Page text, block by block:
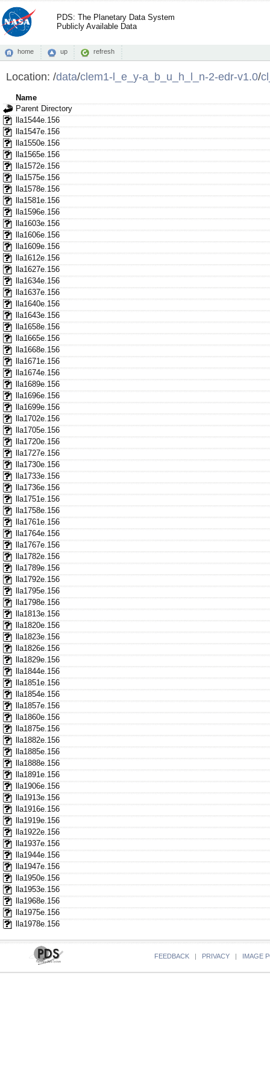
PDS: The Planetary Data System
Publicly Available Data
home up refresh
Location: /data/clem1-l_e_y-a_b_u_h_l_n-2-edr-v1.0/
Name
Parent Directory
lla1544e.156
lla1547e.156
lla1550e.156
lla1565e.156
lla1572e.156
lla1575e.156
lla1578e.156
lla1581e.156
lla1596e.156
lla1603e.156
lla1606e.156
lla1609e.156
lla1612e.156
lla1627e.156
lla1634e.156
lla1637e.156
lla1640e.156
lla1643e.156
lla1658e.156
lla1665e.156
lla1668e.156
lla1671e.156
lla1674e.156
lla1689e.156
lla1696e.156
lla1699e.156
lla1702e.156
lla1705e.156
lla1720e.156
lla1727e.156
lla1730e.156
lla1733e.156
lla1736e.156
lla1751e.156
lla1758e.156
lla1761e.156
lla1764e.156
lla1767e.156
lla1782e.156
lla1789e.156
lla1792e.156
lla1795e.156
lla1798e.156
lla1813e.156
lla1820e.156
lla1823e.156
lla1826e.156
lla1829e.156
lla1844e.156
lla1851e.156
lla1854e.156
lla1857e.156
lla1860e.156
lla1875e.156
lla1882e.156
lla1885e.156
lla1888e.156
lla1891e.156
lla1906e.156
lla1913e.156
lla1916e.156
lla1919e.156
lla1922e.156
lla1937e.156
lla1944e.156
lla1947e.156
lla1950e.156
lla1953e.156
lla1968e.156
lla1975e.156
lla1978e.156
FEEDBACK | PRIVACY | IMAGE